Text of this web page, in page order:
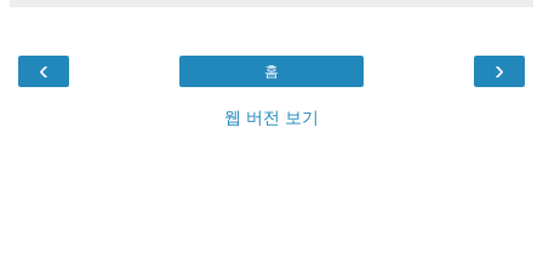
‹ ›
홈
웹 버전 보기